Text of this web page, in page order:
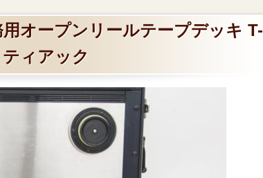
オープンリールテープデッキ T-
ィアック